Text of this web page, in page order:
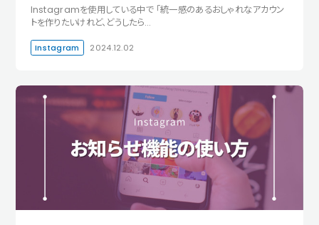
Instagramを使用している中で 「統一感のあるおしゃれなアカウン
トを作りたいけれど、どうしたら…
Instagram 2024.12.02